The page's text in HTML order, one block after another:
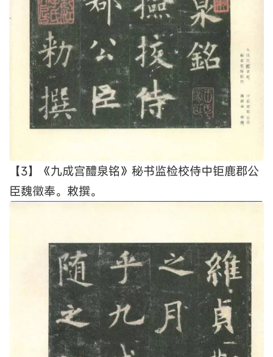
【3】《九成宫醴泉铭》秘书监检校侍中钜鹿郡公
臣魏徵奉。敕撰。